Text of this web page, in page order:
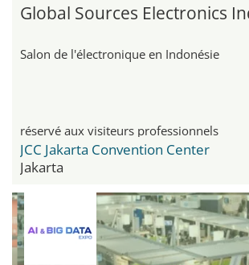
Global Sources Electronics
Salon de l'électronique en Indonésie
réservé aux visiteurs professionnels
JCC Jakarta Convention Center
Jakarta